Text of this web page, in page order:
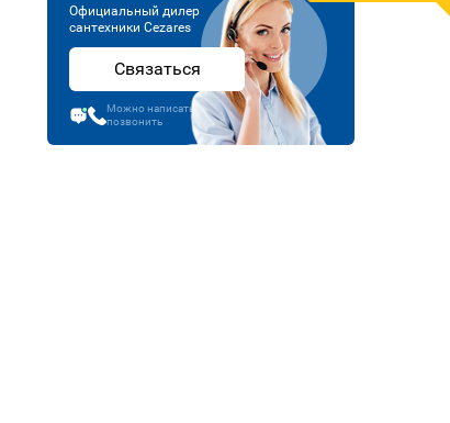
Официальный дилер
сантехники Cezares
Связаться
Можно написать или
позвонить